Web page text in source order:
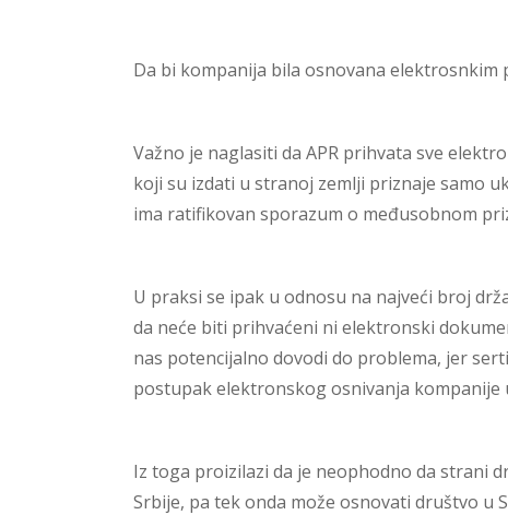
Da bi kompanija bila osnovana
Važno je naglasiti da APR prihvata sve
koji su izdati u stranoj zemlji priznaje samo
ima ratifikovan sporazum o međusobnom
U praksi se ipak u odnosu na najveći broj
da neće biti prihvaćeni ni elektronski
nas potencijalno dovodi do problema, jer
postupak elektronskog osnivanja kompanije
Iz toga proizilazi da je neophodno da strani
Srbije, pa tek onda može osnovati društvo u